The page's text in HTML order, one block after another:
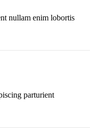
nullam enim lobortis
parturient